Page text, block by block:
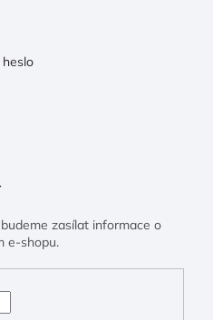
zasílat informace o
e-shopu.